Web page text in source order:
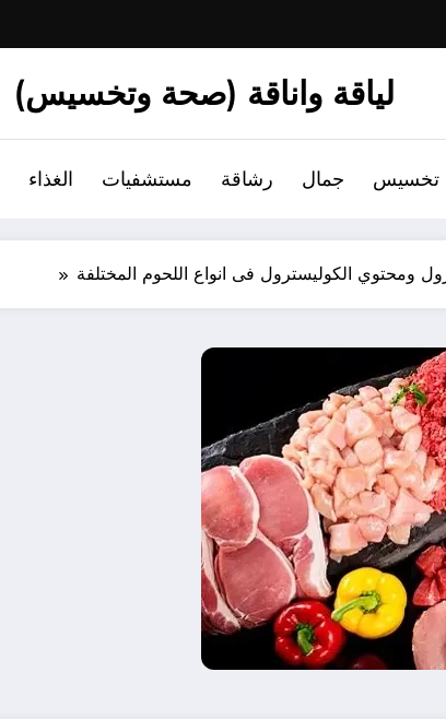
لياقة واناقة (صحة وتخسيس)
تخسيس جمال رشاقة مستشفيات الغذاء
ومحتوي الكوليسترول فى انواع اللحوم المختلفة